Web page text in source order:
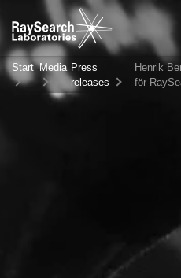
Start Media Press
releases
Henrik
för